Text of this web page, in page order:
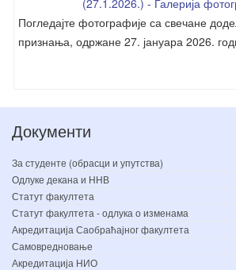
(27.1.2026.) - Галерија
Погледајте фотографије са свечане
признања, одржане 27. јануара 2026.
Документи
За студенте (обрасци и упутства)
Одлуке декана и ННВ
Статут факултета
Статут факултета - одлука о изменама
Акредитација Саобраћајног факултета
Самовредновање
Акредитација НИО